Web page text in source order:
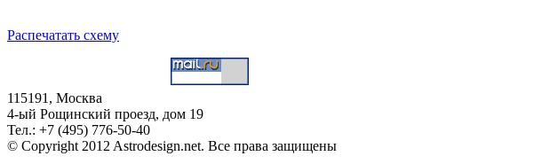
Распечатать схему
115191, Москва
4-ый Рощинский проезд, дом 19
Тел.: +7 (495) 776-50-40
© Copyright 2012 Astrodesign.net. Все права защищены